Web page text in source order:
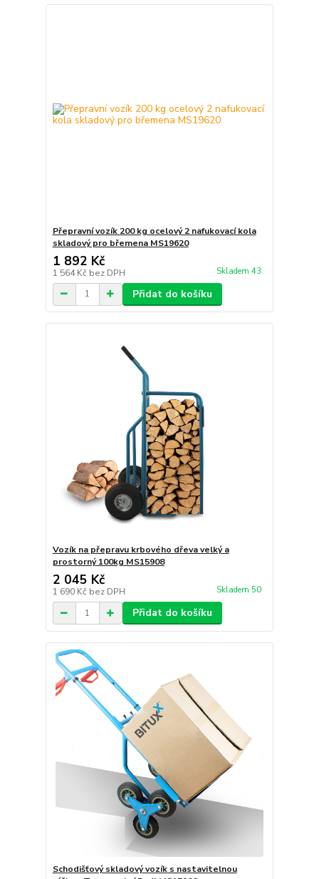
Přepravní vozík 200 kg ocelový 2 nafukovací kola
skladový pro břemena MS19620
1 892 Kč
1 564 Kč bez DPH Skladem 43
Přidat do košíku
Vozík na přepravu krbového dřeva velký a
prostorný 100kg MS15908
2 045 Kč
1 690 Kč bez DPH Skladem 50
Přidat do košíku
Schodišťový skladový vozík s nastavitelnou